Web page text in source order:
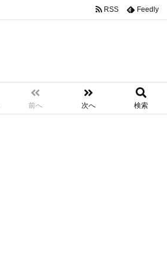
前へ 次へ 検索
RSS Feedly